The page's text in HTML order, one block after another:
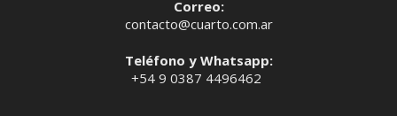
Correo:
contacto@cuarto.com.ar
Teléfono y Whatsapp:
+54 9 0387 4496462